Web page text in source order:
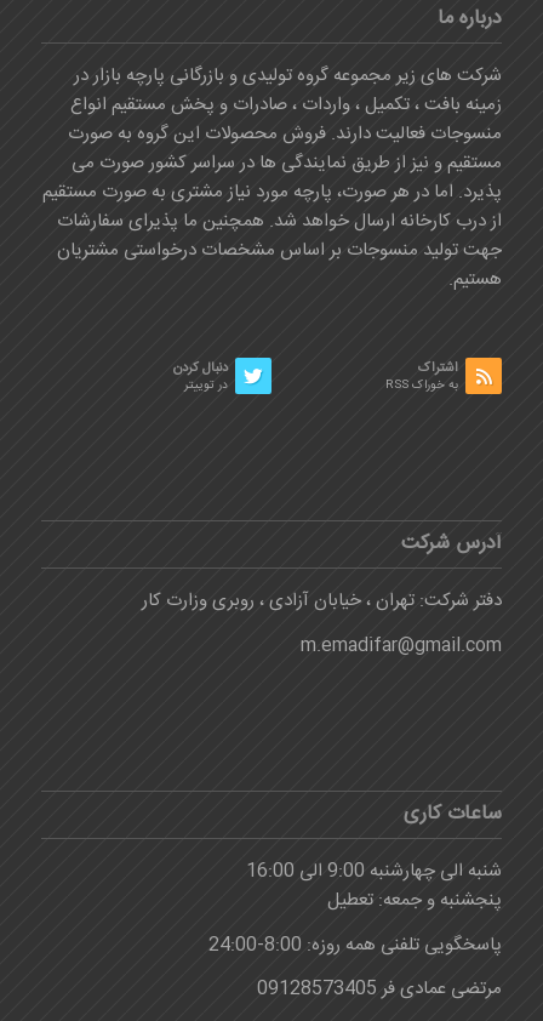
درباره ما
شرکت های زیر مجموعه گروه تولیدی و بازرگانی پارچه بازار در
زمینه بافت ، تکمیل ، واردات ، صادرات و پخش مستقیم انواع
منسوجات فعالیت دارند. فروش محصولات این گروه به صورت
مستقیم و نیز از طریق نمایندگی ها در سراسر کشور صورت می
پذیرد. اما در هر صورت، پارچه مورد نیاز مشتری به صورت مستقیم
از درب کارخانه ارسال خواهد شد. همچنین ما پذیرای سفارشات
جهت تولید منسوجات بر اساس مشخصات درخواستی مشتریان
هستیم.
دنبال کردن
در توییتر
اشتراک
به خوراک RSS
آدرس شرکت
دفتر شرکت: تهران ، خیابان آزادی ، روبری وزارت کار
m.emadifar@gmail.com
ساعات کاری
شنبه الی چهارشنبه 9:00 الی 16:00
پنجشنبه و جمعه: تعطیل
پاسخگویی تلفنی همه روزه: 8:00-24:00
مرتضی عمادی فر 09128573405